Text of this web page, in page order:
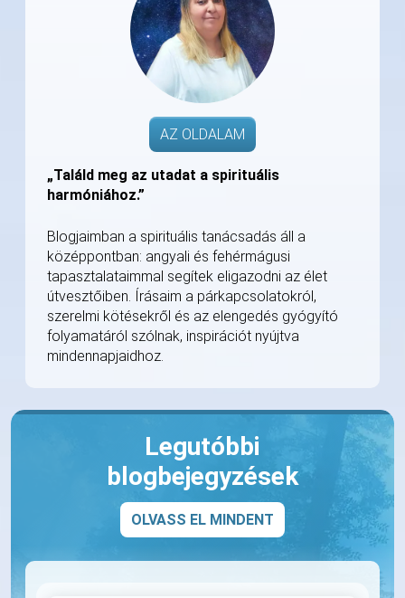
AZ OLDALAM
„Találd meg az utadat a spirituális
harmóniához.”
Blogjaimban a spirituális tanácsadás áll a
középpontban: angyali és fehérmágusi
tapasztalataimmal segítek eligazodni az élet
útvesztőiben. Írásaim a párkapcsolatokról,
szerelmi kötésekről és az elengedés gyógyító
folyamatáról szólnak, inspirációt nyújtva
mindennapjaidhoz.
Legutóbbi
blogbejegyzések
OLVASS EL MINDENT